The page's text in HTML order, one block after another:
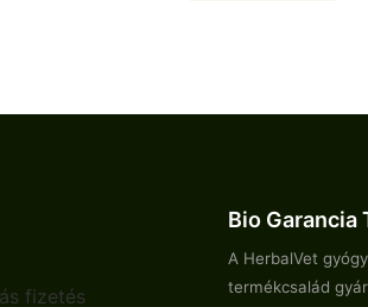
Bio Garancia
A HerbalVet
termékcsalád